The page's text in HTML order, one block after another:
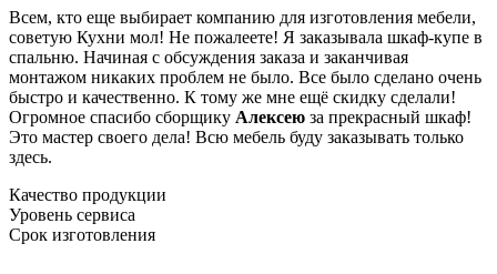
Всем, кто еще выбирает компанию для изготовления мебели,
советую Кухни мол! Не пожалеете! Я заказывала шкаф-купе в
спальню. Начиная с обсуждения заказа и заканчивая
монтажом никаких проблем не было. Все было сделано очень
быстро и качественно. К тому же мне ещё скидку сделали!
Огромное спасибо сборщику Алексею за прекрасный шкаф!
Это мастер своего дела! Всю мебель буду заказывать только
здесь.
Качество продукции
Уровень сервиса
Срок изготовления